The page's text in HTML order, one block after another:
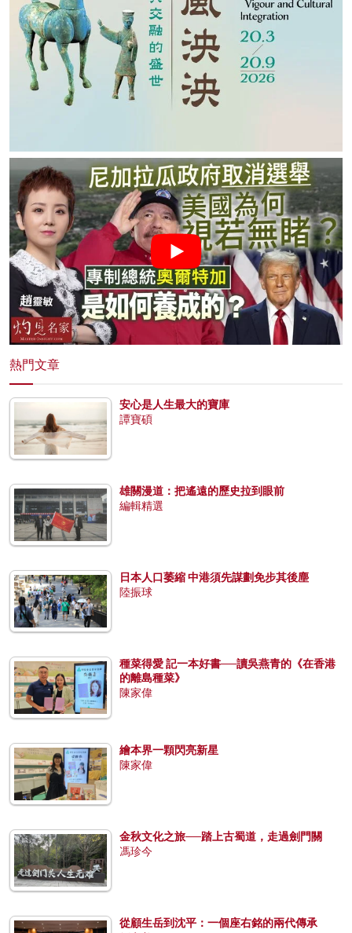
熱門文章
安心是人生最大的寶庫
譚寶碩
雄關漫道：把遙遠的歷史拉到眼前
編輯精選
日本人口萎縮 中港須先謀劃免步其後塵
陸振球
種菜得愛 記一本好書──讀吳燕青的《在香港
的離島種菜》
陳家偉
繪本界一顆閃亮新星
陳家偉
金秋文化之旅──踏上古蜀道，走過劍門關
馮珍今
從顧生岳到沈平：一個座右銘的兩代傳承